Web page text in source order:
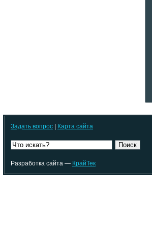
Задать вопрос Карта сайта
Поиск
Разработка сайта — КрайТек